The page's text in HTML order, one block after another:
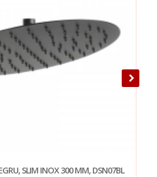
SLIM INOX 300 MM, DSN07BL